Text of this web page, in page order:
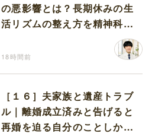
の悪影響とは？長期休みの生
活リズムの整え方を精神科医
18時間前
［１６］夫家族と遺産トラブ
ル｜離婚成立済みと告げると
再婚を迫る自分のことしか考